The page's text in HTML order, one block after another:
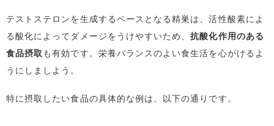
テストステロンを生成するベースとなる精巣は、活性酸素によ
る酸化によってダメージをうけやすいため、抗酸化作用のある
食品摂取 も有効です。栄養バランスのよい食生活を心がけるよ
うにしましよう。
特に摂取したい食品の具体的な例は、以下の通りです。